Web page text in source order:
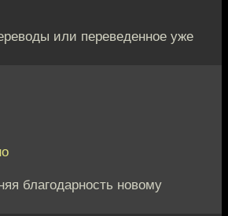
или переведенное уже
благодарность новому